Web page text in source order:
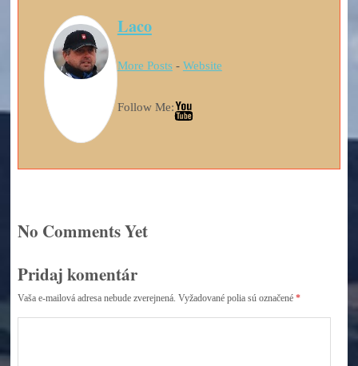
Laco
More Posts- Website
Follow Me:
No Comments Yet
Pridaj komentár
Vaša e-mailová adresa nebude zverejnená. Vyžadované polia sú označené *